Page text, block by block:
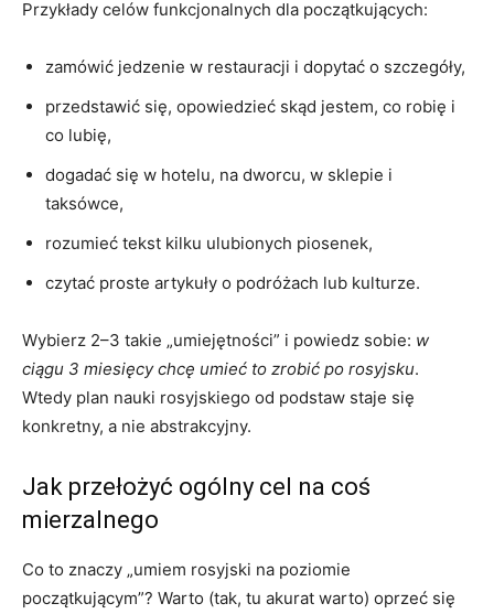
Przykłady celów funkcjonalnych dla początkujących:
zamówić jedzenie w restauracji i dopytać o szczegóły,
przedstawić się, opowiedzieć skąd jestem, co robię i
co lubię,
dogadać się w hotelu, na dworcu, w sklepie i
taksówce,
rozumieć tekst kilku ulubionych piosenek,
czytać proste artykuły o podróżach lub kulturze.
Wybierz 2–3 takie „umiejętności” i powiedz sobie: w
ciągu 3 miesięcy chcę umieć to zrobić po rosyjsku.
Wtedy plan nauki rosyjskiego od podstaw staje się
konkretny, a nie abstrakcyjny.
Jak przełożyć ogólny cel na coś
mierzalnego
Co to znaczy „umiem rosyjski na poziomie
początkującym”? Warto (tak, tu akurat warto) oprzeć się